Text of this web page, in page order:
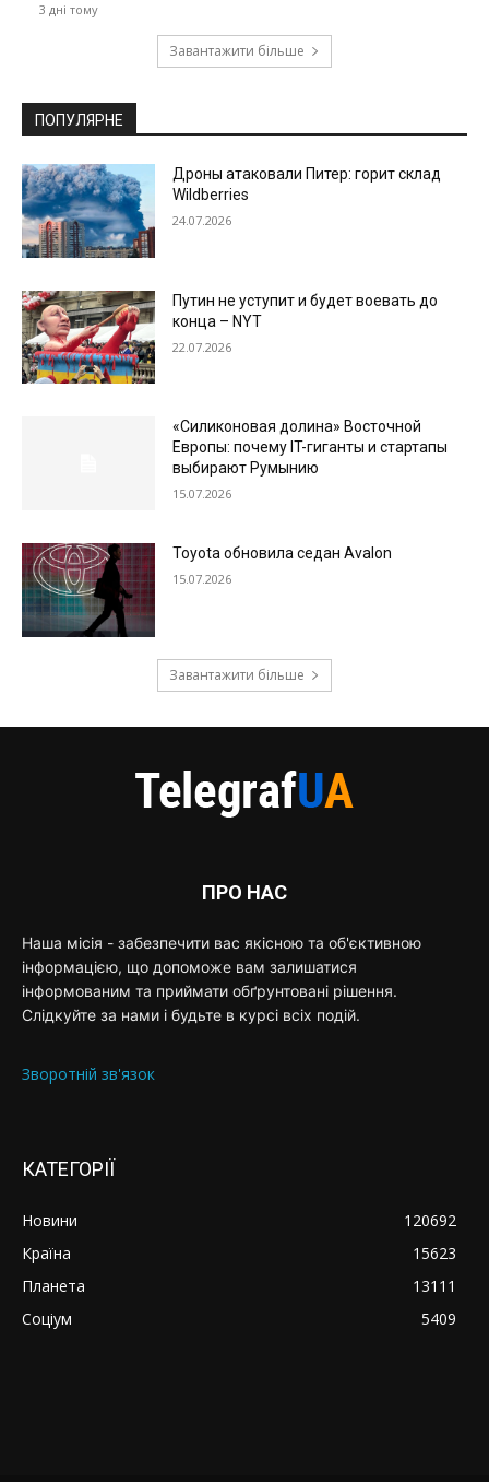
3 дні тому
Завантажити більше
ПОПУЛЯРНЕ
Дроны атаковали Питер: горит склад
Wildberries
24.07.2026
Путин не уступит и будет воевать до
конца – NYT
22.07.2026
«Силиконовая долина» Восточной
Европы: почему IT-гиганты и стартапы
выбирают Румынию
15.07.2026
Toyota обновила седан Avalon
15.07.2026
Завантажити більше
ПРО НАС
Наша місія - забезпечити вас якісною та об'єктивною
інформацією, що допоможе вам залишатися
інформованим та приймати обґрунтовані рішення.
Слідкуйте за нами і будьте в курсі всіх подій.
Зворотній зв'язок
КАТЕГОРІЇ
Новини
120692
Країна
15623
Планета
13111
Соціум
5409